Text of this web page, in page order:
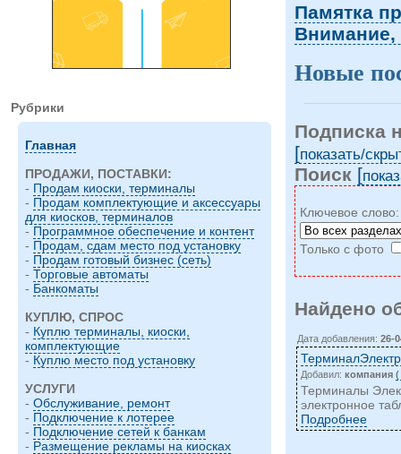
Рубрики
Главная
ПРОДАЖИ, ПОСТАВКИ:
- Продам киоски, терминалы
- Продам комплектующие и аксессуары
для киосков, терминалов
- Программное обеспечение и контент
- Продам, сдам место под установку
- Продам готовый бизнес (сеть)
- Торговые автоматы
- Банкоматы
КУПЛЮ, СПРОС
- Куплю терминалы, киоски,
комплектующие
- Куплю место под установку
УСЛУГИ
- Обслуживание, ремонт
- Подключение к лотерее
- Подключение сетей к банкам
- Размещение рекламы на киосках
Памятка
Внимание,
Новые
Подписка
[показать/
Поиск [
Ключевое
Только с фото
Найдено
Дата добавления:26-
Добавил:компания (
Терминалы
электронное
Подробнее